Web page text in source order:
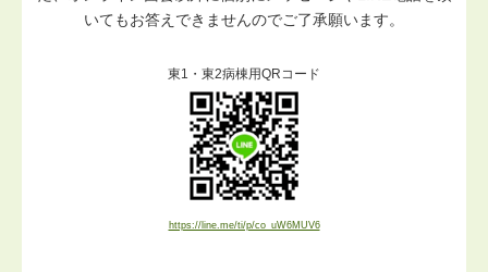
いてもお答えできませんのでご了承願います。
東1・東2病棟用QRコード
https://line.me/ti/p/co_uW6MUV6